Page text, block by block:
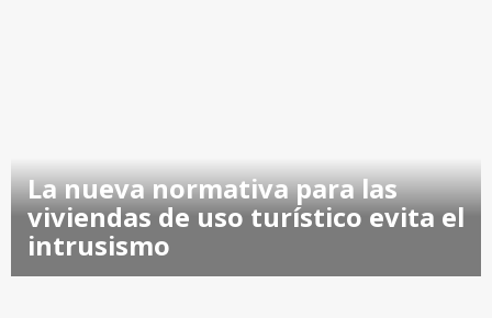
La nueva normativa para las
viviendas de uso turístico evita el
intrusismo